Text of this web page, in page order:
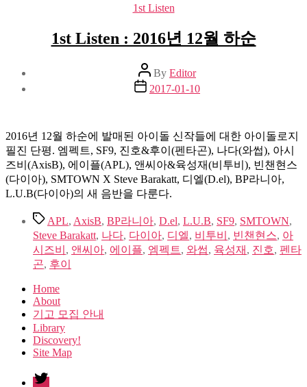
Categories
1st Listen
1st Listen : 2016년 12월 하순
Post
author
By Editor
Post
date
2017-01-10
2016년 12월 하순에 발매된 아이돌 신작들에 대한 아이돌로지
필진 단평. 엠펙트, SF9, 진호&후이(펜타곤), 나다(와썹), 아시
즈비(AxisB), 에이플(APL), 앤씨아&육성재(비투비), 빈챈현스
(다이아), SMTOWN X Steve Barakatt, 디엘(D.el), BP라니아,
L.U.B(다이아)의 새 음반을 다룬다.
TagsAPL, AxisB, BP라니아, D.el, L.U.B, SF9, SMTOWN,
Steve Barakatt, 나다, 다이아, 디엘, 비투비 , 빈챈현스, 아
시즈비 , 앤씨아, 에이플, 엠펙트, 와썹, 육성재 , 진호, 펜타
곤, 후이
Home
About
기고 모집 안내
Library
Discovery!
Site Map
twitter